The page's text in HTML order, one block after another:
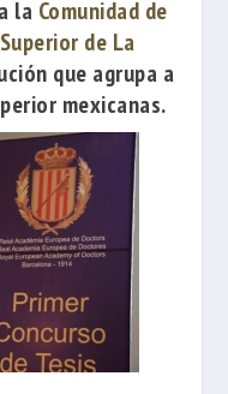
la Comunidad de
de La
que agrupa a
mexicanas.